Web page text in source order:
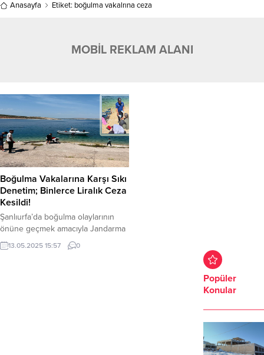
Anasayfa Etiket: boğulma vakalrına ceza
MOBİL REKLAM ALANI
Boğulma Vakalarına Karşı Sıkı
Denetim; Binlerce Liralık Ceza
Kesildi!
Şanlıurfa’da boğulma olaylarının
önüne geçmek amacıyla Jandarma
ve Emniyet güçleri; girilmesi ve
yüzülmesi yasak olan su kanalları,
13.05.2025 15:57 0
Popüler
Konular